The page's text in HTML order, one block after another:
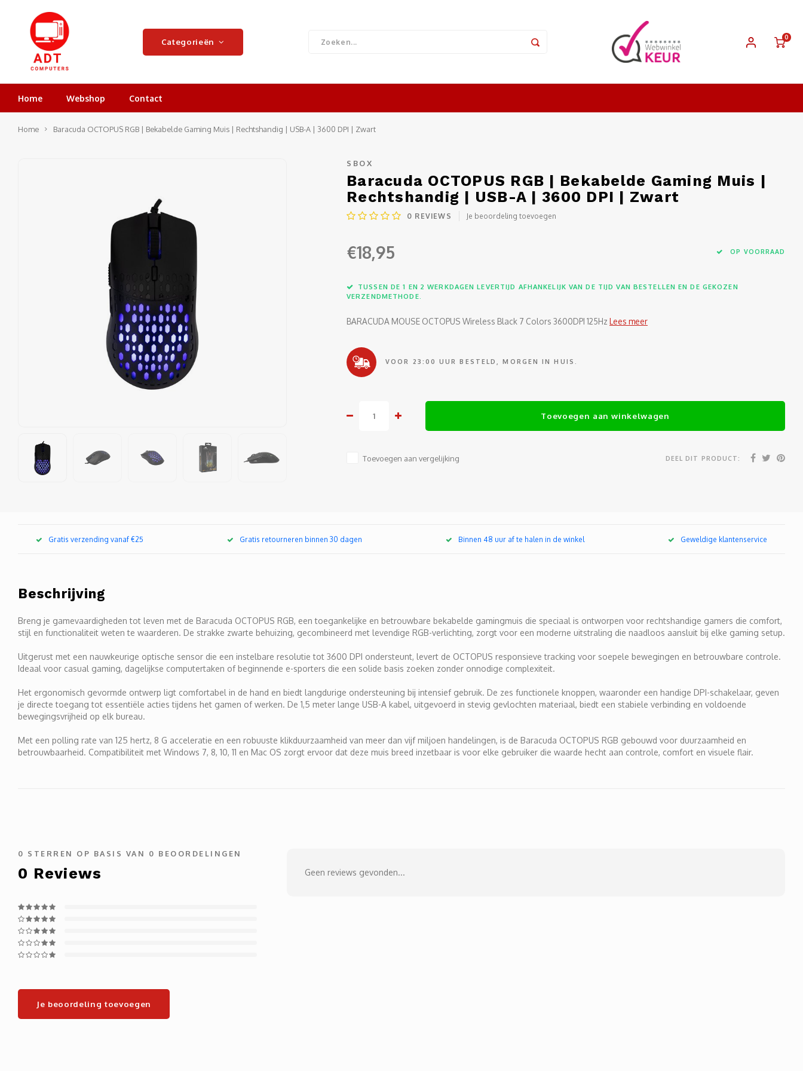
Categorieën 0
Home Webshop Contact
Home Baracuda OCTOPUS RGB | Bekabelde Gaming Muis | Rechtshandig | USB-A | 3600 DPI | Zwart
SBOX
Baracuda OCTOPUS RGB | Bekabelde Gaming Muis |
Rechtshandig | USB-A | 3600 DPI | Zwart
0 REVIEWS Je beoordeling toevoegen
€18,95 OP VOORRAAD
TUSSEN DE 1 EN 2 WERKDAGEN LEVERTIJD AFHANKELIJK VAN DE TIJD VAN BESTELLEN EN DE GEKOZEN
VERZENDMETHODE.
BARACUDA MOUSE OCTOPUS Wireless Black 7 Colors 3600DPI 125Hz Lees meer
VOOR 23:00 UUR BESTELD, MORGEN IN HUIS.
Toevoegen aan winkelwagen
Toevoegen aan vergelijking DEEL DIT PRODUCT:
Gratis verzending vanaf €25 Gratis retourneren binnen 30 dagen Binnen 48 uur af te halen in de winkel Geweldige klantenservice
Beschrijving
Breng je gamevaardigheden tot leven met de Baracuda OCTOPUS RGB, een toegankelijke en betrouwbare bekabelde gamingmuis die speciaal is ontworpen voor rechtshandige gamers die comfort,
stijl en functionaliteit weten te waarderen. De strakke zwarte behuizing, gecombineerd met levendige RGB-verlichting, zorgt voor een moderne uitstraling die naadloos aansluit bij elke gaming setup.
Uitgerust met een nauwkeurige optische sensor die een instelbare resolutie tot 3600 DPI ondersteunt, levert de OCTOPUS responsieve tracking voor soepele bewegingen en betrouwbare controle.
Ideaal voor casual gaming, dagelijkse computertaken of beginnende e-sporters die een solide basis zoeken zonder onnodige complexiteit.
Het ergonomisch gevormde ontwerp ligt comfortabel in de hand en biedt langdurige ondersteuning bij intensief gebruik. De zes functionele knoppen, waaronder een handige DPI-schakelaar, geven
je directe toegang tot essentiële acties tijdens het gamen of werken. De 1,5 meter lange USB-A kabel, uitgevoerd in stevig gevlochten materiaal, biedt een stabiele verbinding en voldoende
bewegingsvrijheid op elk bureau.
Met een polling rate van 125 hertz, 8 G acceleratie en een robuuste klikduurzaamheid van meer dan vijf miljoen handelingen, is de Baracuda OCTOPUS RGB gebouwd voor duurzaamheid en
betrouwbaarheid. Compatibiliteit met Windows 7, 8, 10, 11 en Mac OS zorgt ervoor dat deze muis breed inzetbaar is voor elke gebruiker die waarde hecht aan controle, comfort en visuele flair.
0 STERREN OP BASIS VAN 0 BEOORDELINGEN
0 Reviews
Je beoordeling toevoegen
Geen reviews gevonden...